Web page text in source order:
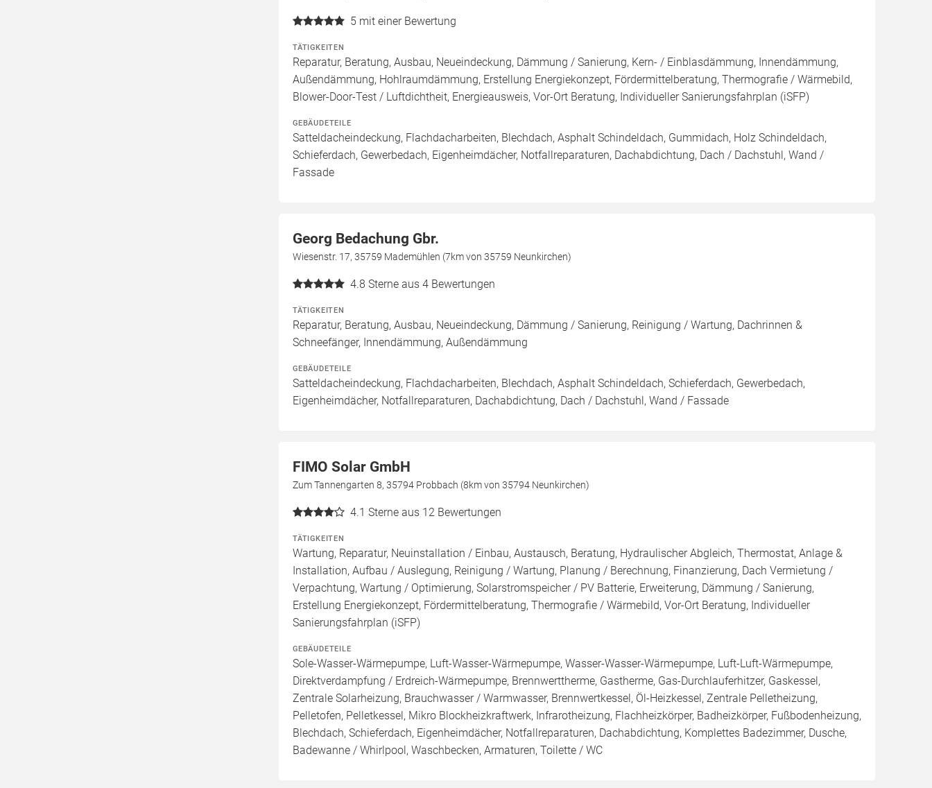
5 mit einer Bewertung
TÄTIGKEITEN
Reparatur, Beratung, Ausbau, Neueindeckung, Dämmung / Sanierung, Kern- / Einblasdämmung, Innendämmung,
Außendämmung, Hohlraumdämmung, Erstellung Energiekonzept, Fördermittelberatung, Thermografie / Wärmebild,
Blower-Door-Test / Luftdichtheit, Energieausweis, Vor-Ort Beratung, Individueller Sanierungsfahrplan (iSFP)
GEBÄUDETEILE
Satteldacheindeckung, Flachdacharbeiten, Blechdach, Asphalt Schindeldach, Gummidach, Holz Schindeldach,
Schieferdach, Gewerbedach, Eigenheimdächer, Notfallreparaturen, Dachabdichtung, Dach / Dachstuhl, Wand /
Fassade
Georg Bedachung Gbr.
Wiesenstr. 17, 35759 Mademühlen (7km von 35759 Neunkirchen)
4.8 Sterne aus 4 Bewertungen
TÄTIGKEITEN
Reparatur, Beratung, Ausbau, Neueindeckung, Dämmung / Sanierung, Reinigung / Wartung, Dachrinnen &
Schneefänger, Innendämmung, Außendämmung
GEBÄUDETEILE
Satteldacheindeckung, Flachdacharbeiten, Blechdach, Asphalt Schindeldach, Schieferdach, Gewerbedach,
Eigenheimdächer, Notfallreparaturen, Dachabdichtung, Dach / Dachstuhl, Wand / Fassade
FIMO Solar GmbH
Zum Tannengarten 8, 35794 Probbach (8km von 35794 Neunkirchen)
4.1 Sterne aus 12 Bewertungen
TÄTIGKEITEN
Wartung, Reparatur, Neuinstallation / Einbau, Austausch, Beratung, Hydraulischer Abgleich, Thermostat, Anlage &
Installation, Aufbau / Auslegung, Reinigung / Wartung, Planung / Berechnung, Finanzierung, Dach Vermietung /
Verpachtung, Wartung / Optimierung, Solarstromspeicher / PV Batterie, Erweiterung, Dämmung / Sanierung,
Erstellung Energiekonzept, Fördermittelberatung, Thermografie / Wärmebild, Vor-Ort Beratung, Individueller
Sanierungsfahrplan (iSFP)
GEBÄUDETEILE
Sole-Wasser-Wärmepumpe, Luft-Wasser-Wärmepumpe, Wasser-Wasser-Wärmepumpe, Luft-Luft-Wärmepumpe,
Direktverdampfung / Erdreich-Wärmepumpe, Brennwerttherme, Gastherme, Gas-Durchlauferhitzer, Gaskessel,
Zentrale Solarheizung, Brauchwasser / Warmwasser, Brennwertkessel, Öl-Heizkessel, Zentrale Pelletheizung,
Pelletofen, Pelletkessel, Mikro Blockheizkraftwerk, Infrarotheizung, Flachheizkörper, Badheizkörper, Fußbodenheizung,
Blechdach, Schieferdach, Eigenheimdächer, Notfallreparaturen, Dachabdichtung, Komplettes Badezimmer, Dusche,
Badewanne / Whirlpool, Waschbecken, Armaturen, Toilette / WC